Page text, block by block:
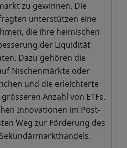
steht SIX im
Transformation.
dafür ein, die
Post-Trading zu
Kunden durch
Veränderungen zu
Daten
damit
souverän
zu gewinnen. Die
unterstützen eine
die ihre heimischen
der Liquidität
Dazu gehören die
Nischenmärkte oder
und die erleichterte
Anzahl von ETFs.
Innovationen im Post-
Weg zur Förderung des